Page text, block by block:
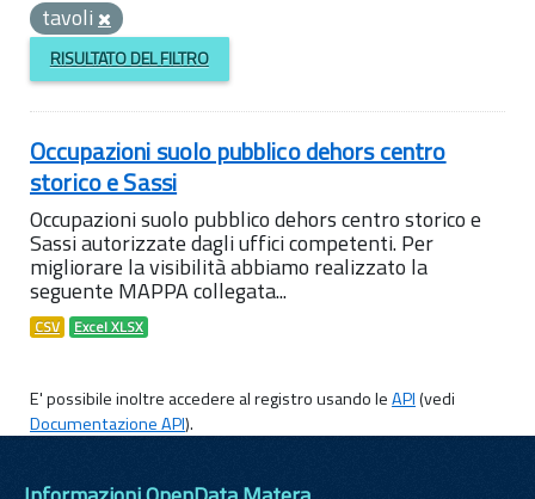
tavoli
RISULTATO DEL FILTRO
Occupazioni suolo pubblico dehors centro
storico e Sassi
Occupazioni suolo pubblico dehors centro storico e
Sassi autorizzate dagli uffici competenti. Per
migliorare la visibilità abbiamo realizzato la
seguente MAPPA collegata...
CSV Excel XLSX
E' possibile inoltre accedere al registro usando leAPI(vedi
Documentazione API).